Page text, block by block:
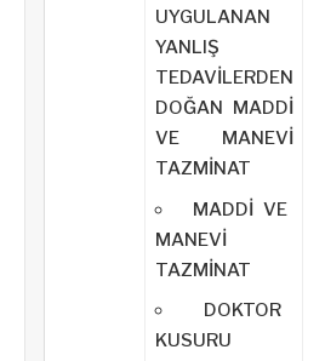
UYGULANAN
YANLIŞ
TEDAVİLERDEN
DOĞAN MADDİ
VE MANEVİ
TAZMİNAT
MADDİ VE
MANEVİ
TAZMİNAT
DOKTOR
KUSURU